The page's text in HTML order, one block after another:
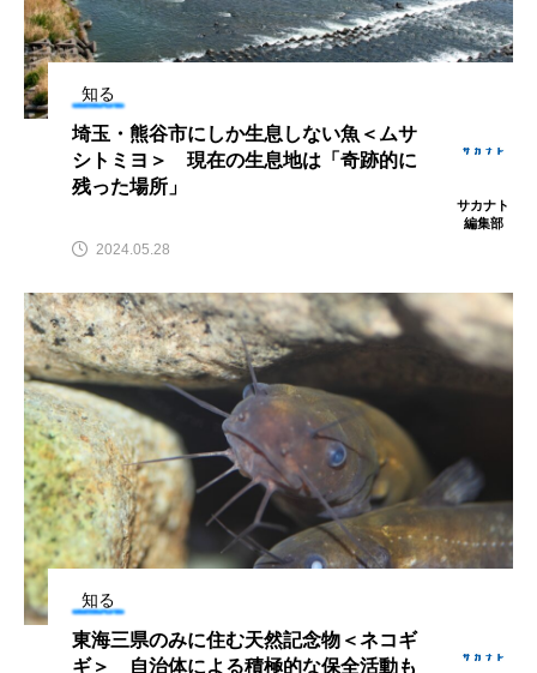
カエルアンコウ カガミガイ カキ
カタボシイワシ カツオ カニ
カブトエビ
カレイ カワウソ
カワバタモロコ カワムツ ガラ・ルファ
キジハタ キス キチヌ
キビナゴ キュウリエソ キンメダイ
ギギ ギンザケ ギンザメ
クサガメ クジラ クニマス クマノミ
クモギンポ
クロスジギンポ クロソイ クロダイ
知る
埼玉・熊谷市にしか生息しない魚＜ムサ
シトミヨ＞ 現在の生息地は「奇跡的に
残った場所」
サカナト
編集部
2024.05.28
知る
東海三県のみに住む天然記念物＜ネコギ
ギ＞ 自治体による積極的な保全活動も